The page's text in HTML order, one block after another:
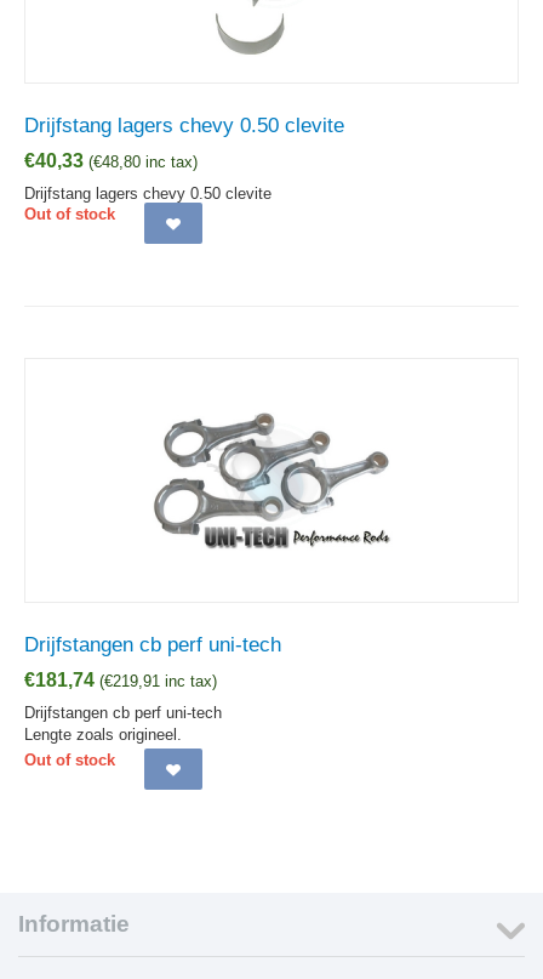
Drijfstang lagers chevy 0.50 clevite
€40,33 (€48,80 inc tax)
Drijfstang lagers chevy 0.50 clevite
Out of stock
Drijfstangen cb perf uni-tech
€181,74 (€219,91 inc tax)
Drijfstangen cb perf uni-tech
Lengte zoals origineel.
Out of stock
Informatie